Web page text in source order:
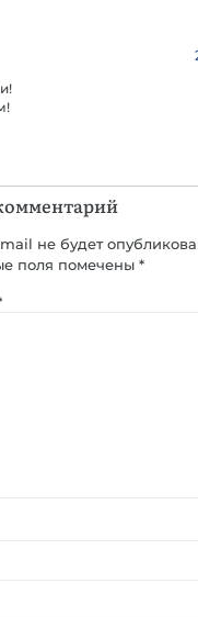
не будет
поля помечены*